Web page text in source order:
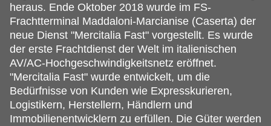
heraus. Ende Oktober 2018 wurde im FS-
Frachtterminal Maddaloni-Marcianise (Caserta) der
neue Dienst "Mercitalia Fast" vorgestellt. Es wurde
der erste Frachtdienst der Welt im italienischen
AV/AC-Hochgeschwindigkeitsnetz eröffnet.
"Mercitalia Fast" wurde entwickelt, um die
Bedürfnisse von Kunden wie Expresskurieren,
Logistikern, Herstellern, Händlern und
Immobilienentwicklern zu erfüllen. Die Güter werden